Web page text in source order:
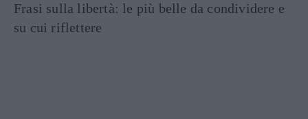
Frasi sulla libertà: le più belle da condividere e
su cui riflettere